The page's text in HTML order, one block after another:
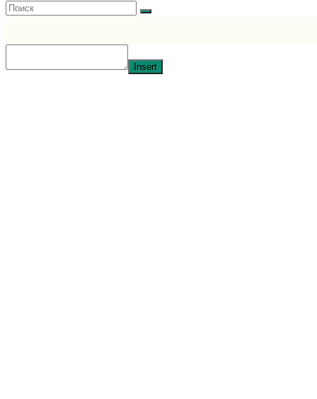
Insert